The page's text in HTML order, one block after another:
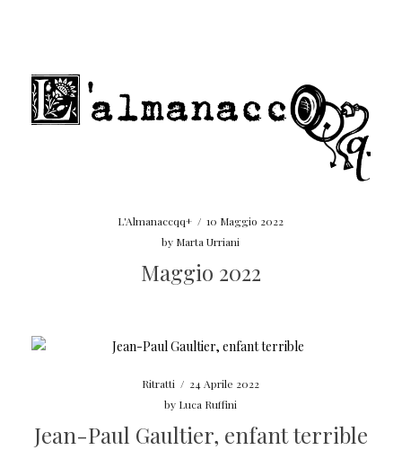
L'Almanaccqq+ / 10 Maggio 2022
by Marta Urriani
Maggio 2022
Ritratti / 24 Aprile 2022
by Luca Ruffini
Jean-Paul Gaultier, enfant terrible